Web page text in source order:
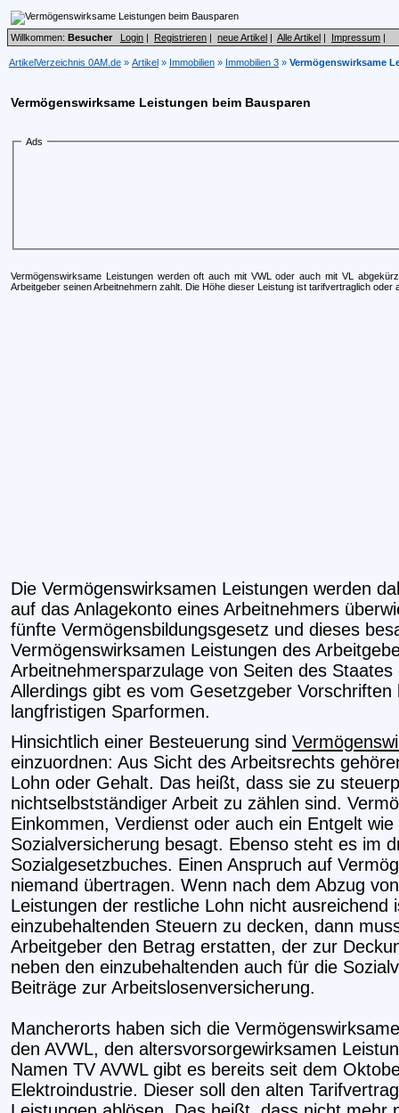
Willkommen: Besucher Login | Registrieren | neue Artikel | Alle Artikel | Impressum |
ArtikelVerzeichnis 0AM.de » Artikel » Immobilien » Immobilien 3 » Vermögenswirksame
Vermögenswirksame Leistungen beim Bausparen
Ads
Vermögenswirksame Leistungen werden oft auch mit VWL oder auch mit VL
Arbeitgeber seinen Arbeitnehmern zahlt. Die Höhe dieser Leistung ist tarifvertraglich oder
Die Vermögenswirksamen Leistungen werden
auf das Anlagekonto eines Arbeitnehmers
fünfte Vermögensbildungsgesetz und dieses
Vermögenswirksamen Leistungen des
Arbeitnehmersparzulage von Seiten des
Allerdings gibt es vom Gesetzgeber
langfristigen Sparformen.
Hinsichtlich einer Besteuerung sind
einzuordnen: Aus Sicht des Arbeitsrechts
Lohn oder Gehalt. Das heißt, dass sie zu
nichtselbstständiger Arbeit zu zählen sind.
Einkommen, Verdienst oder auch ein Entgelt
Sozialversicherung besagt. Ebenso steht es im
Sozialgesetzbuches. Einen Anspruch auf
niemand übertragen. Wenn nach dem Abzug
Leistungen der restliche Lohn nicht ausreichend
einzubehaltenden Steuern zu decken, dann
Arbeitgeber den Betrag erstatten, der zur
neben den einzubehaltenden auch für die
Beiträge zur Arbeitslosenversicherung.
Mancherorts haben sich die
den AVWL, den altersvorsorgewirksamen
Namen TV AVWL gibt es bereits seit dem
Elektroindustrie. Dieser soll den alten